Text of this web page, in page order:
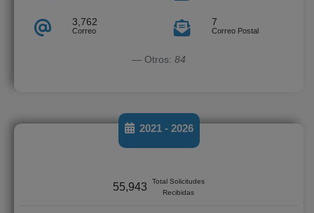
3,762
Correo
7
Correo Postal
Otros: 84
2021 - 2026
55,943
Total Solicitudes
Recibidas